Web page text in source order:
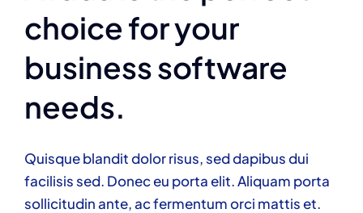
choice for your
business software
needs.
Quisque blandit dolor risus, sed dapibus dui
facilisis sed. Donec eu porta elit. Aliquam porta
sollicitudin ante, ac fermentum orci mattis et.